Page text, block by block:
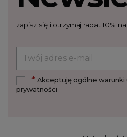
zapisz się i otrzymaj rabat 10%
*Akceptuję ogólne warunki
prywatności